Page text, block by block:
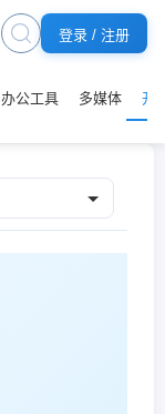
办公工具 多媒体 开
登录 / 注册